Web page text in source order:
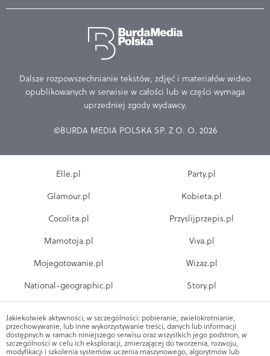
Dalsze rozpowszechnianie tekstów, zdjęć i materiałów wideo
opublikowanych w serwisie w całości lub w części wymaga
uprzedniej zgody wydawcy.
©BURDA MEDIA POLSKA SP. Z O. O. 2026
Elle.pl
Glamour.pl
Cocolita.pl
Mamotoja.pl
Mojegotowanie.pl
National-geographic.pl
Party.pl
Kobieta.pl
Przyslijprzepis.pl
Viva.pl
Wizaz.pl
Story.pl
Jakiekolwiek aktywności, w szczególności: pobieranie, zwielokrotnianie,
przechowywanie, lub inne wykorzystywanie treści, danych lub informacji
dostępnych w ramach niniejszego serwisu oraz wszystkich jego podstron, w
szczególności w celu ich eksploracji, zmierzającej do tworzenia, rozwoju,
modyfikacji i szkolenia systemów uczenia maszynowego, algorytmów lub